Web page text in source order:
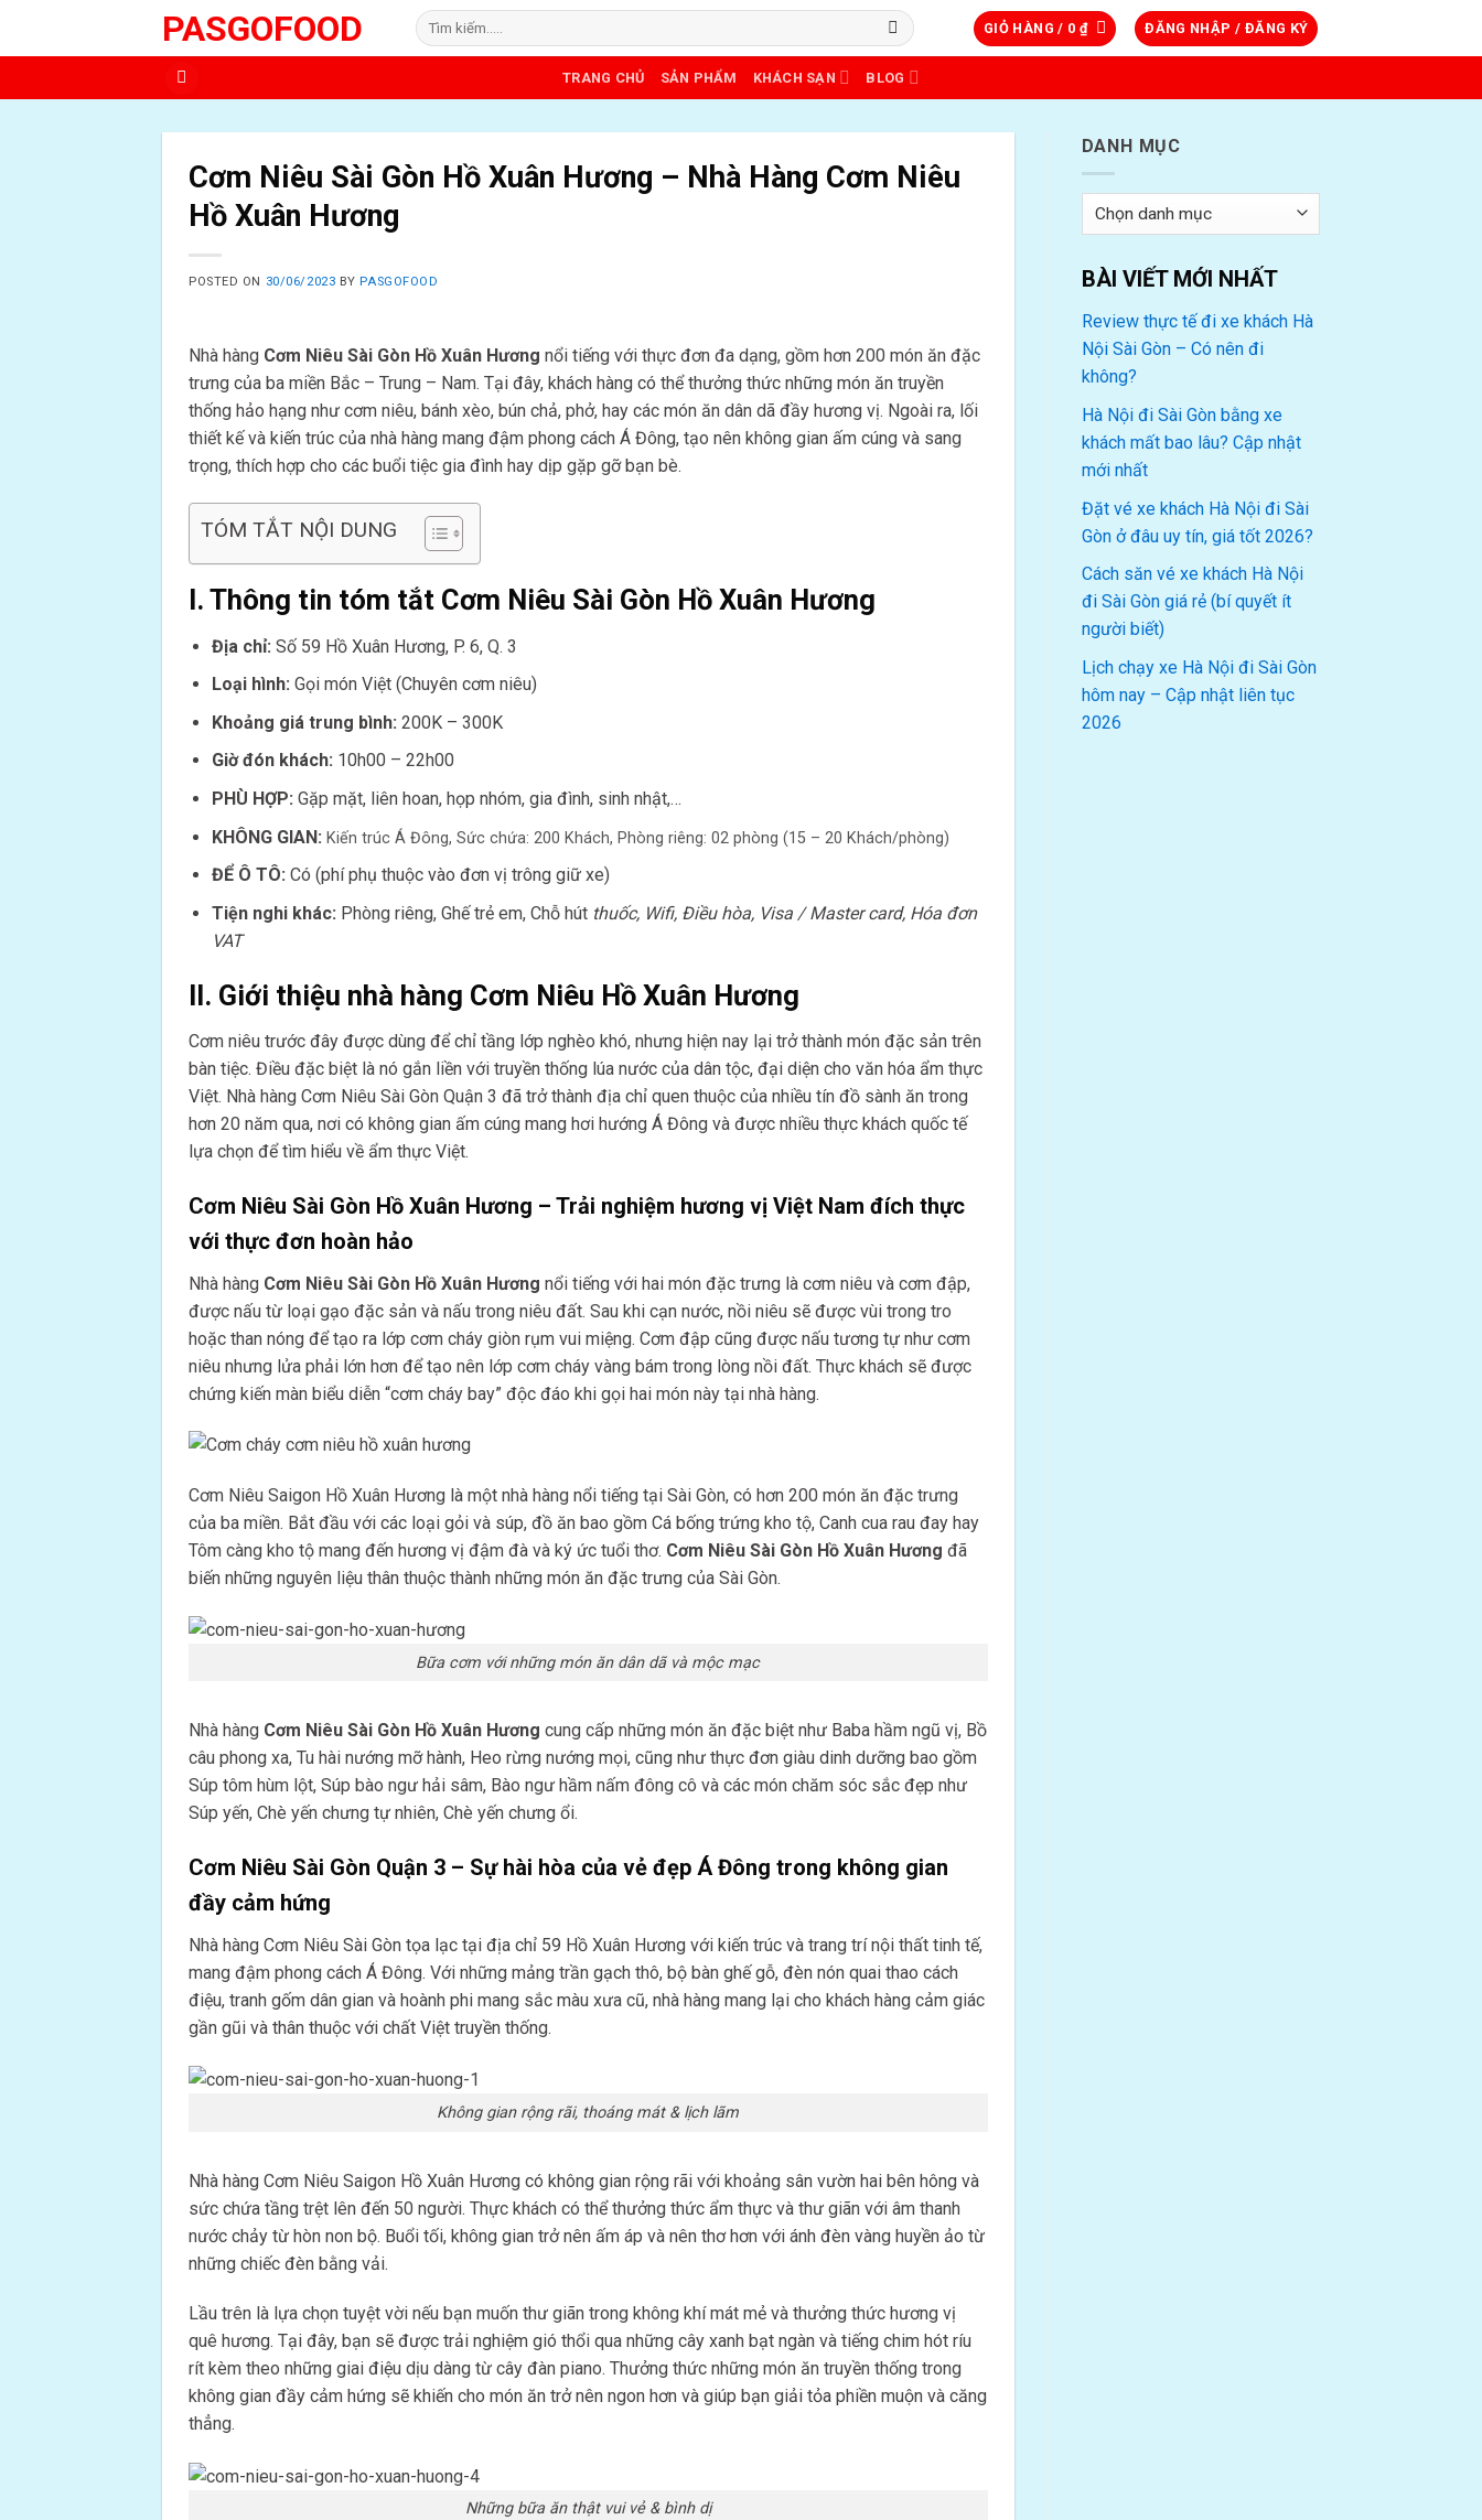
PASGOFOOD
Tìm
kiếm:
GIỎ HÀNG / 0 ₫ ĐĂNG NHẬP / ĐĂNG KÝ
TRANG CHỦ SẢN PHẨM KHÁCH SẠN BLOG
Cơm Niêu Sài Gòn Hồ Xuân Hương – Nhà Hàng Cơm Niêu
Hồ Xuân Hương
POSTED ON 30/06/2023 BYPASGOFOOD
Nhà hàng Cơm Niêu Sài Gòn Hồ Xuân Hương nổi tiếng với thực đơn đa dạng, gồm hơn 200 món ăn đặc
trưng của ba miền Bắc – Trung – Nam. Tại đây, khách hàng có thể thưởng thức những món ăn truyền
thống hảo hạng như cơm niêu, bánh xèo, bún chả, phở, hay các món ăn dân dã đầy hương vị. Ngoài ra, lối
thiết kế và kiến trúc của nhà hàng mang đậm phong cách Á Đông, tạo nên không gian ấm cúng và sang
trọng, thích hợp cho các buổi tiệc gia đình hay dịp gặp gỡ bạn bè.
TÓM TẮT NỘI DUNG
I. Thông tin tóm tắt Cơm Niêu Sài Gòn Hồ Xuân Hương
Địa chỉ: Số 59 Hồ Xuân Hương, P. 6, Q. 3
Loại hình: Gọi món Việt (Chuyên cơm niêu)
Khoảng giá trung bình: 200K – 300K
Giờ đón khách: 10h00 – 22h00
PHÙ HỢP: Gặp mặt, liên hoan, họp nhóm, gia đình, sinh nhật,…
KHÔNG GIAN: Kiến trúc Á Đông, Sức chứa: 200 Khách, Phòng riêng: 02 phòng (15 – 20 Khách/phòng)
ĐỂ Ô TÔ: Có (phí phụ thuộc vào đơn vị trông giữ xe)
Tiện nghi khác: Phòng riêng, Ghế trẻ em, Chỗ hút thuốc, Wifi, Điều hòa, Visa / Master card, Hóa đơn
VAT
II. Giới thiệu nhà hàng Cơm Niêu Hồ Xuân Hương
Cơm niêu trước đây được dùng để chỉ tầng lớp nghèo khó, nhưng hiện nay lại trở thành món đặc sản trên
bàn tiệc. Điều đặc biệt là nó gắn liền với truyền thống lúa nước của dân tộc, đại diện cho văn hóa ẩm thực
Việt. Nhà hàng Cơm Niêu Sài Gòn Quận 3 đã trở thành địa chỉ quen thuộc của nhiều tín đồ sành ăn trong
hơn 20 năm qua, nơi có không gian ấm cúng mang hơi hướng Á Đông và được nhiều thực khách quốc tế
lựa chọn để tìm hiểu về ẩm thực Việt.
Cơm Niêu Sài Gòn Hồ Xuân Hương – Trải nghiệm hương vị Việt Nam đích thực
với thực đơn hoàn hảo
Nhà hàng Cơm Niêu Sài Gòn Hồ Xuân Hương nổi tiếng với hai món đặc trưng là cơm niêu và cơm đập,
được nấu từ loại gạo đặc sản và nấu trong niêu đất. Sau khi cạn nước, nồi niêu sẽ được vùi trong tro
hoặc than nóng để tạo ra lớp cơm cháy giòn rụm vui miệng. Cơm đập cũng được nấu tương tự như cơm
niêu nhưng lửa phải lớn hơn để tạo nên lớp cơm cháy vàng bám trong lòng nồi đất. Thực khách sẽ được
chứng kiến màn biểu diễn “cơm cháy bay” độc đáo khi gọi hai món này tại nhà hàng.
Cơm Niêu Saigon Hồ Xuân Hương là một nhà hàng nổi tiếng tại Sài Gòn, có hơn 200 món ăn đặc trưng
của ba miền. Bắt đầu với các loại gỏi và súp, đồ ăn bao gồm Cá bống trứng kho tộ, Canh cua rau đay hay
Tôm càng kho tộ mang đến hương vị đậm đà và ký ức tuổi thơ. Cơm Niêu Sài Gòn Hồ Xuân Hương đã
biến những nguyên liệu thân thuộc thành những món ăn đặc trưng của Sài Gòn.
Bữa cơm với những món ăn dân dã và mộc mạc
Nhà hàng Cơm Niêu Sài Gòn Hồ Xuân Hương cung cấp những món ăn đặc biệt như Baba hầm ngũ vị, Bồ
câu phong xa, Tu hài nướng mỡ hành, Heo rừng nướng mọi, cũng như thực đơn giàu dinh dưỡng bao gồm
Súp tôm hùm lột, Súp bào ngư hải sâm, Bào ngư hầm nấm đông cô và các món chăm sóc sắc đẹp như
Súp yến, Chè yến chưng tự nhiên, Chè yến chưng ổi.
Cơm Niêu Sài Gòn Quận 3 – Sự hài hòa của vẻ đẹp Á Đông trong không gian
đầy cảm hứng
Nhà hàng Cơm Niêu Sài Gòn tọa lạc tại địa chỉ 59 Hồ Xuân Hương với kiến trúc và trang trí nội thất tinh tế,
mang đậm phong cách Á Đông. Với những mảng trần gạch thô, bộ bàn ghế gỗ, đèn nón quai thao cách
điệu, tranh gốm dân gian và hoành phi mang sắc màu xưa cũ, nhà hàng mang lại cho khách hàng cảm giác
gần gũi và thân thuộc với chất Việt truyền thống.
Không gian rộng rãi, thoáng mát & lịch lãm
Nhà hàng Cơm Niêu Saigon Hồ Xuân Hương có không gian rộng rãi với khoảng sân vườn hai bên hông và
sức chứa tầng trệt lên đến 50 người. Thực khách có thể thưởng thức ẩm thực và thư giãn với âm thanh
nước chảy từ hòn non bộ. Buổi tối, không gian trở nên ấm áp và nên thơ hơn với ánh đèn vàng huyền ảo từ
những chiếc đèn bằng vải.
Lầu trên là lựa chọn tuyệt vời nếu bạn muốn thư giãn trong không khí mát mẻ và thưởng thức hương vị
quê hương. Tại đây, bạn sẽ được trải nghiệm gió thổi qua những cây xanh bạt ngàn và tiếng chim hót ríu
rít kèm theo những giai điệu dịu dàng từ cây đàn piano. Thưởng thức những món ăn truyền thống trong
không gian đầy cảm hứng sẽ khiến cho món ăn trở nên ngon hơn và giúp bạn giải tỏa phiền muộn và căng
thẳng.
Những bữa ăn thật vui vẻ & bình dị
DANH MỤC
Danh
mục
BÀI VIẾT MỚI NHẤT
Review thực tế đi xe khách Hà
Nội Sài Gòn – Có nên đi
không?
Hà Nội đi Sài Gòn bằng xe
khách mất bao lâu? Cập nhật
mới nhất
Đặt vé xe khách Hà Nội đi Sài
Gòn ở đâu uy tín, giá tốt 2026?
Cách săn vé xe khách Hà Nội
đi Sài Gòn giá rẻ (bí quyết ít
người biết)
Lịch chạy xe Hà Nội đi Sài Gòn
hôm nay – Cập nhật liên tục
2026